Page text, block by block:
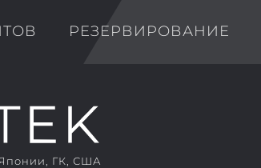
РЕЗЕРВИРОВАНИЕ
ГК, США